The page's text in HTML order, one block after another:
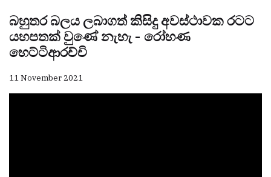
බහුතර බලය ලබාගත් කිසිදු අවස්ථාවක රටට
යහපතක් වුණේ නැහැ - රෝහණ
හෙට්ටිආරච්චි
11 November 2021